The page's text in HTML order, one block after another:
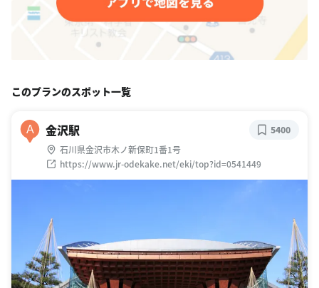
このプランのスポット一覧
A 金沢駅
石川県金沢市木ノ新保町1番1号
https://www.jr-odekake.net/eki/top?id=0541449
5400